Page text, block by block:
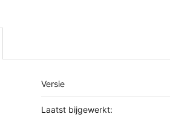
Meta
Versie
Laatst bijgewerkt: